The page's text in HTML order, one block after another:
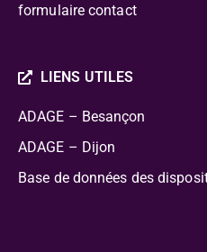
formulaire contact
LIENS UTILES
ADAGE – Besançon
ADAGE – Dijon
Base de données des